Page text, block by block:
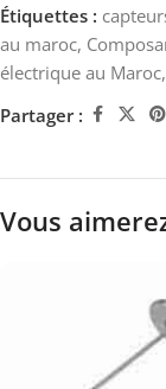
Étiquettes :
au maroc,
électrique au Maroc,
Partager :
Vous